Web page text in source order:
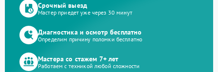
Срочный выезд
Мастер приедет уже через 30 минут
Диагностика и осмотр бесплатно
Определим причину поломки бесплатно
Мастера со стажем 7+ лет
Работаем с техникой любой сложности